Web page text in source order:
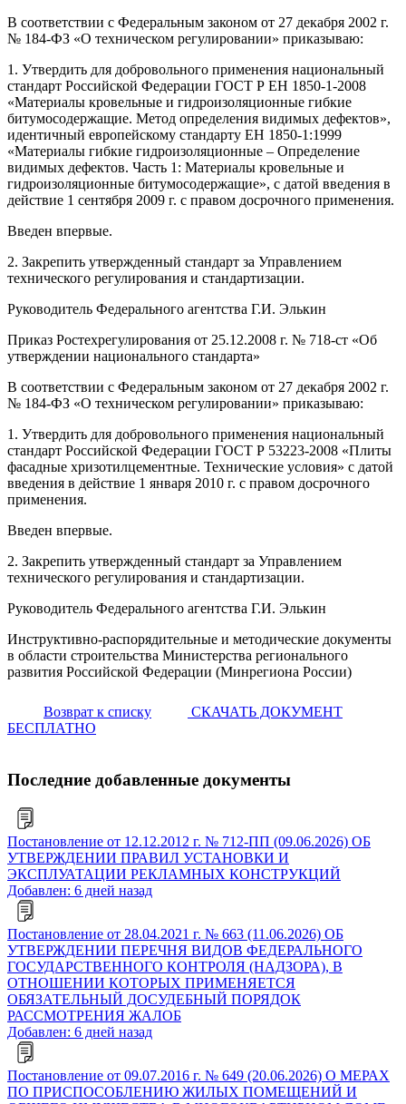
В соответствии с Федеральным законом от 27 декабря 2002 г.
№ 184-ФЗ «О техническом регулировании» приказываю:
1. Утвердить для добровольного применения национальный
стандарт Российской Федерации ГОСТ Р ЕН 1850-1-2008
«Материалы кровельные и гидроизоляционные гибкие
битумосодержащие. Метод определения видимых дефектов»,
идентичный европейскому стандарту ЕН 1850-1:1999
«Материалы гибкие гидроизоляционные – Определение
видимых дефектов. Часть 1: Материалы кровельные и
гидроизоляционные битумосодержащие», с датой введения в
действие 1 сентября 2009 г. с правом досрочного применения.
Введен впервые.
2. Закрепить утвержденный стандарт за Управлением
технического регулирования и стандартизации.
Руководитель Федерального агентства Г.И. Элькин
Приказ Ростехрегулирования от 25.12.2008 г. № 718-ст «Об
утверждении национального стандарта»
В соответствии с Федеральным законом от 27 декабря 2002 г.
№ 184-ФЗ «О техническом регулировании» приказываю:
1. Утвердить для добровольного применения национальный
стандарт Российской Федерации ГОСТ Р 53223-2008 «Плиты
фасадные хризотилцементные. Технические условия» с датой
введения в действие 1 января 2010 г. с правом досрочного
применения.
Введен впервые.
2. Закрепить утвержденный стандарт за Управлением
технического регулирования и стандартизации.
Руководитель Федерального агентства Г.И. Элькин
Инструктивно-распорядительные и методические документы
в области строительства Министерства регионального
развития Российской Федерации (Минрегиона России)
Возврат к списку
СКАЧАТЬ ДОКУМЕНТ
БЕСПЛАТНО
Последние добавленные документы
Постановление от 12.12.2012 г. № 712-ПП (09.06.2026) ОБ
УТВЕРЖДЕНИИ ПРАВИЛ УСТАНОВКИ И
ЭКСПЛУАТАЦИИ РЕКЛАМНЫХ КОНСТРУКЦИЙ
Добавлен: 6 дней назад
Постановление от 28.04.2021 г. № 663 (11.06.2026) ОБ
УТВЕРЖДЕНИИ ПЕРЕЧНЯ ВИДОВ ФЕДЕРАЛЬНОГО
ГОСУДАРСТВЕННОГО КОНТРОЛЯ (НАДЗОРА), В
ОТНОШЕНИИ КОТОРЫХ ПРИМЕНЯЕТСЯ
ОБЯЗАТЕЛЬНЫЙ ДОСУДЕБНЫЙ ПОРЯДОК
РАССМОТРЕНИЯ ЖАЛОБ
Добавлен: 6 дней назад
Постановление от 09.07.2016 г. № 649 (20.06.2026) О МЕРАХ
ПО ПРИСПОСОБЛЕНИЮ ЖИЛЫХ ПОМЕЩЕНИЙ И